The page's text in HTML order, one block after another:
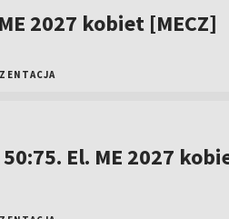
2027 kobiet [MECZ]
El. ME 2027